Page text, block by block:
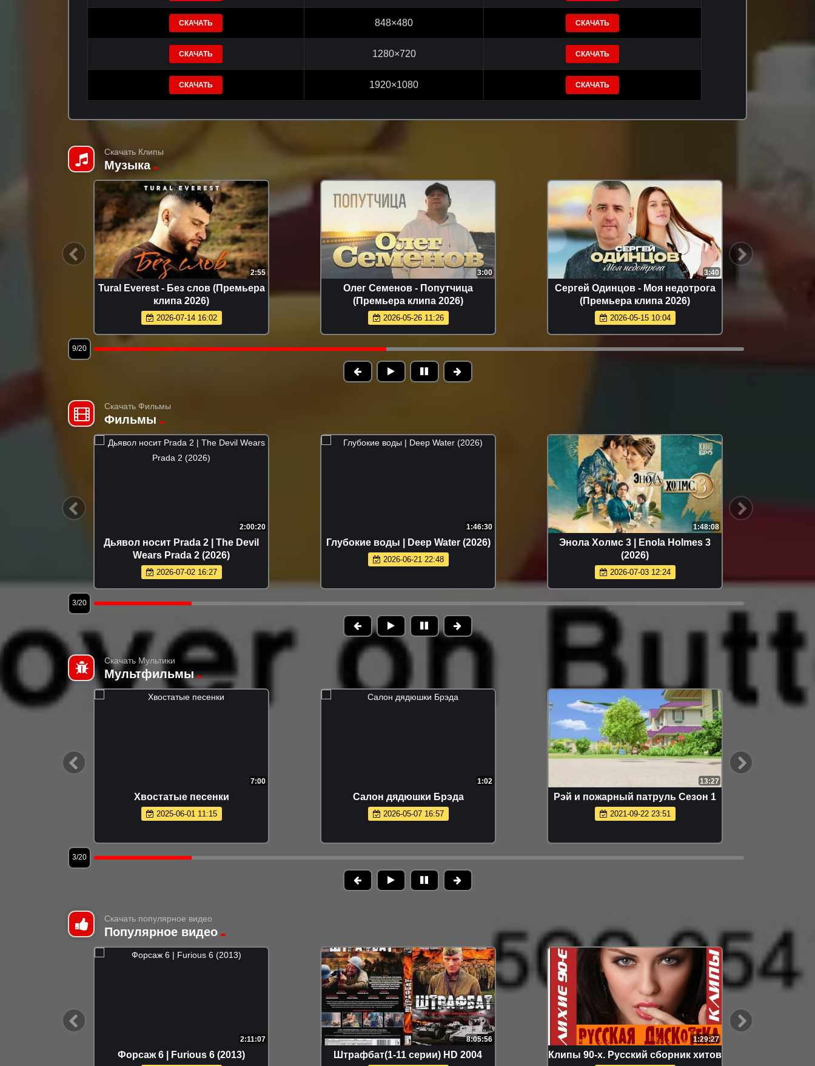
СКАЧАТЬ 848×480 СКАЧАТЬ
СКАЧАТЬ 1280×720 СКАЧАТЬ
СКАЧАТЬ 1920×1080 СКАЧАТЬ
Скачать Клипы
Музыка
2:55
Tural Everest - Без слов (Премьера
клипа 2026)
2026-07-14 16:02
3:00
Олег Семенов - Попутчица
(Премьера клипа 2026)
2026-05-26 11:26
3:40
Сергей Одинцов - Моя недотрога
(Премьера клипа 2026)
2026-05-15 10:04
9/20
Скачать Фильмы
Фильмы
2:00:20
Дьявол носит Prada 2 | The Devil
Wears Prada 2 (2026)
2026-07-02 16:27
1:46:30
Глубокие воды | Deep Water (2026)
2026-06-21 22:48
1:48:08
Энола Холмс 3 | Enola Holmes 3
(2026)
2026-07-03 12:24
3/20
Скачать Мультики
Мультфильмы
7:00
Хвостатые песенки
2025-06-01 11:15
1:02
Салон дядюшки Брэда
2026-05-07 16:57
13:27
Рэй и пожарный патруль Сезон 1
2021-09-22 23:51
3/20
Скачать популярное видео
Популярное видео
2:11:07
Форсаж 6 | Furious 6 (2013)
8:05:56
Штрафбат(1-11 серии) HD 2004
1:29:27
Клипы 90-х. Русский сборник хитов